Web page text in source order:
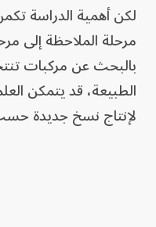
لكن أهمية الدراسة
مرحلة الملاحظة إلى
بالبحث عن مركبات
الطبيعة، قد يتمكن
لإنتاج نسخ جديدة